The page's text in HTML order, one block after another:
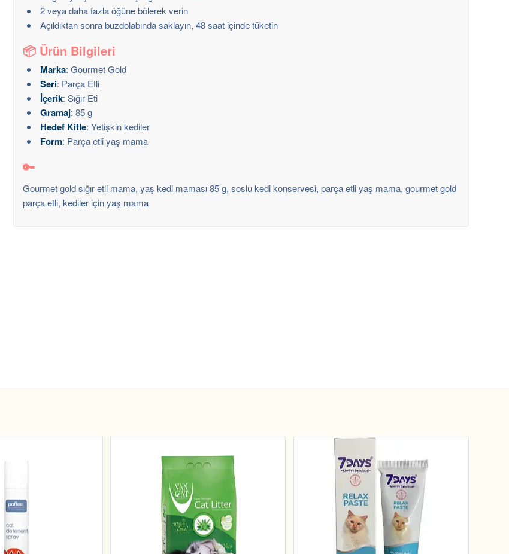
2 veya daha fazla öğüne bölerek verin
Açıldıktan sonra buzdolabında saklayın, 48 saat içinde tüketin
📦 Ürün Bilgileri
Marka: Gourmet Gold
Seri: Parça Etli
İçerik: Sığır Eti
Gramaj: 85 g
Hedef Kitle: Yetişkin kediler
Form: Parça etli yaş mama
🔑
Gourmet gold sığır etli mama, yaş kedi maması 85 g, soslu kedi konservesi, parça etli yaş mama, gourmet gold
parça etli, kediler için yaş mama